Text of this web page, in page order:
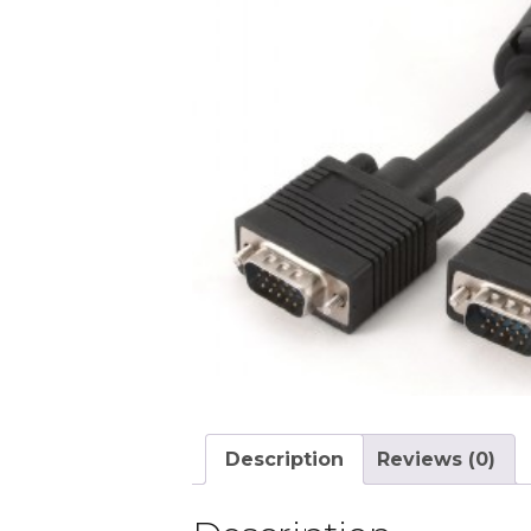
Description Reviews (0)